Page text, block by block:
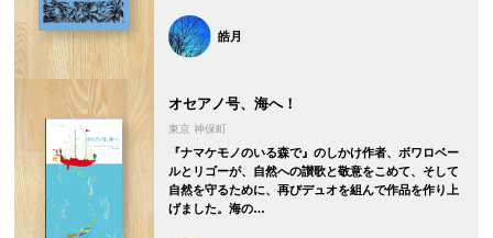
皓月
オセアノ号、海へ！
東京 神保町
『ナマケモノのいる森で』のしかけ作者、ボワロベー
ルとリゴーが、自然への讃歌と敬意をこめて、そして
自然を守るために、再びデュオを組んで作品を作り上
げました。海の…